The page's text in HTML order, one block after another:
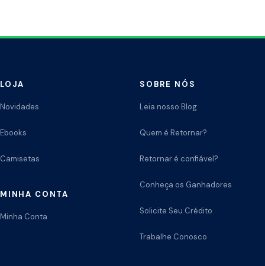
LOJA
Novidades
Ebooks
Camisetas
MINHA CONTA
Minha Conta
SOBRE NÓS
Leia nosso Blog
Quem é Retornar?
Retornar é confiável?
Conheça os Ganhadores
Solicite Seu Crédito
Trabalhe Conosco